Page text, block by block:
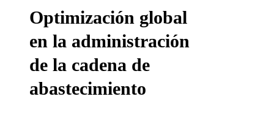
Optimización global
en la administración
de la cadena de
abastecimiento